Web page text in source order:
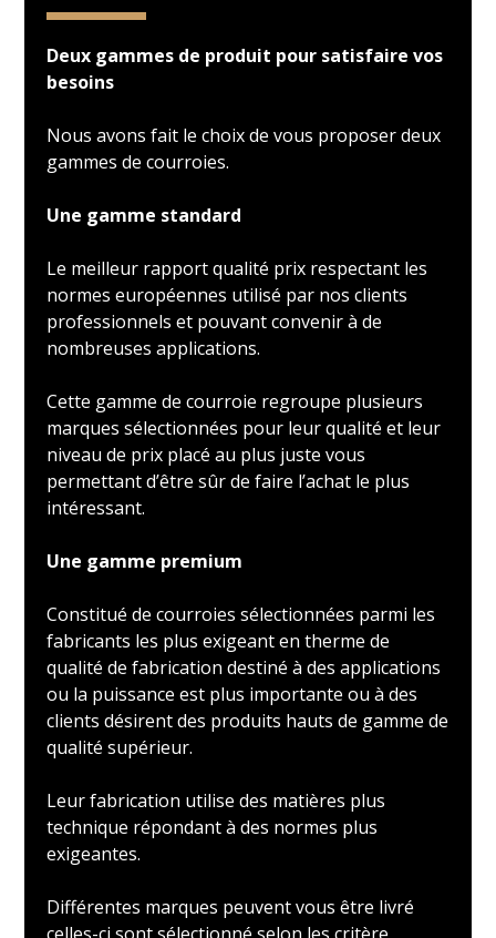
Deux gammes de produit pour satisfaire vos
besoins
Nous avons fait le choix de vous proposer deux
gammes de courroies.
Une gamme standard
Le meilleur rapport qualité prix respectant les
normes européennes utilisé par nos clients
professionnels et pouvant convenir à de
nombreuses applications.
Cette gamme de courroie regroupe plusieurs
marques sélectionnées pour leur qualité et leur
niveau de prix placé au plus juste vous
permettant d’être sûr de faire l’achat le plus
intéressant.
Une gamme premium
Constitué de courroies sélectionnées parmi les
fabricants les plus exigeant en therme de
qualité de fabrication destiné à des applications
ou la puissance est plus importante ou à des
clients désirent des produits hauts de gamme de
qualité supérieur.
Leur fabrication utilise des matières plus
technique répondant à des normes plus
exigeantes.
Différentes marques peuvent vous être livré